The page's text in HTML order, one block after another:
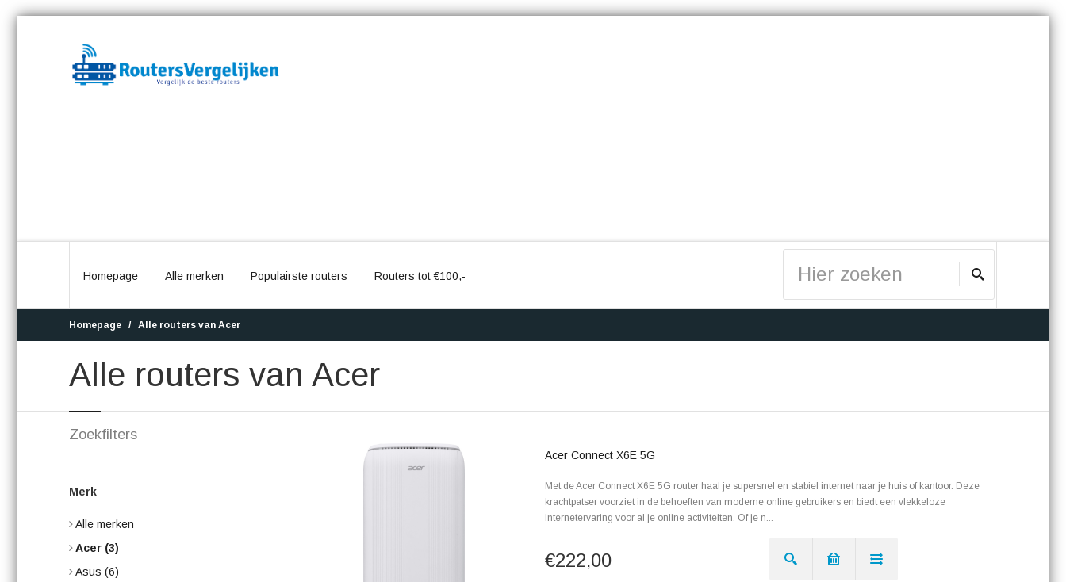
Homepage Alle merken Populairste routers Routers tot €100,-
Homepage Alle routers van Acer
Alle routers van Acer
Acer Connect X6E 5G
Met de Acer Connect X6E 5G router haal je supersnel en stabiel internet naar je huis of kantoor. Deze
krachtpatser voorziet in de behoeften van moderne online gebruikers en biedt een vlekkeloze
internetervaring voor al je online activiteiten. Of je n...
€222,00
Zoekfilters
Merk
Alle merken
Acer (3)
Asus (6)